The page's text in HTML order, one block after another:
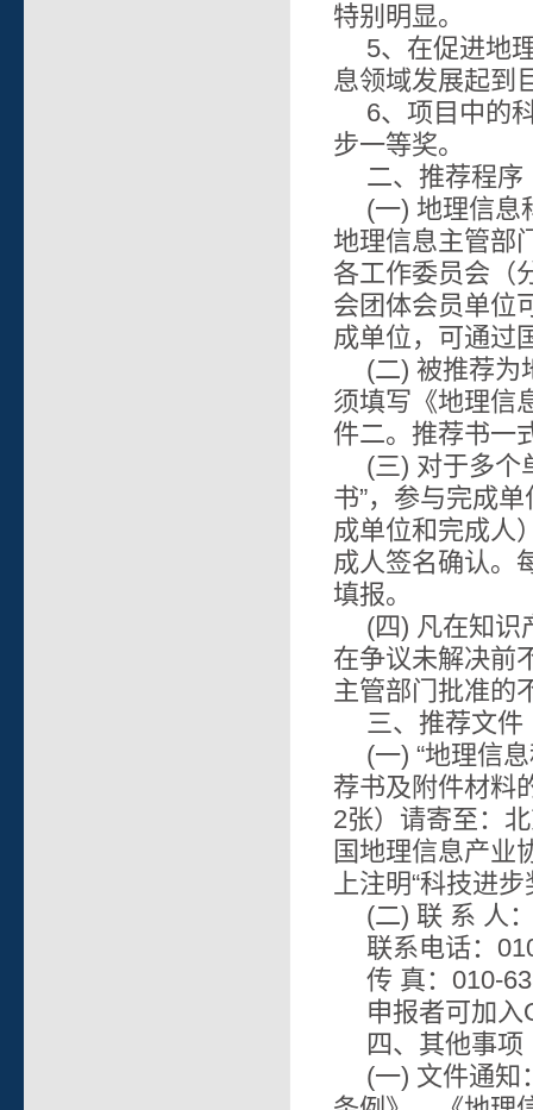
特别明显。
5、在促进地
息领域发展起到
6、项目中的
步一等奖。
二、推荐程序
(一) 地理信息
地理信息主管部
各工作委员会（
会团体会员单位
成单位，可通过
(二) 被推荐为
须填写《地理信
件二。推荐书一
(三) 对于多个
书”，参与完成
成单位和完成人
成人签名确认。
填报。
(四) 凡在知识
在争议未解决前
主管部门批准的
三、推荐文件
(一) “地理信
荐书及附件材料
2张）请寄至：
国地理信息产业
上注明“科技进
(二) 联 系 人
联系电话：
传 真：010-
申报者可加
四、其他事项
(一) 文件通知